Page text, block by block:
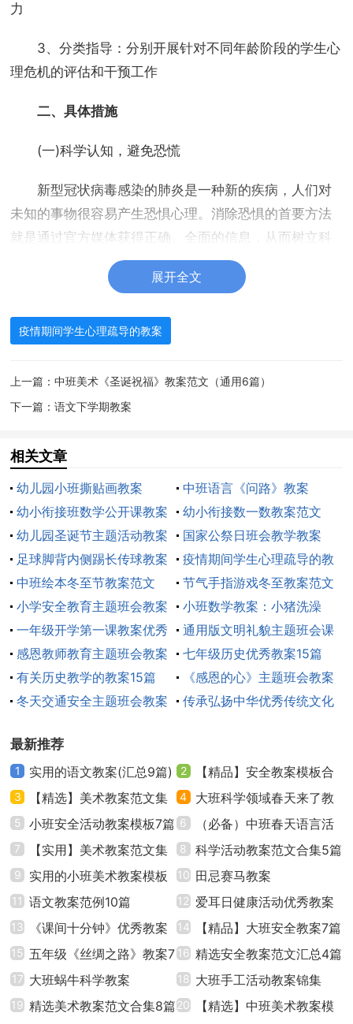
力
3、分类指导：分别开展针对不同年龄阶段的学生心
理危机的评估和干预工作
二、具体措施
(一)科学认知，避免恐慌
新型冠状病毒感染的肺炎是一种新的疾病，人们对
未知的事物很容易产生恐惧心理。消除恐惧的首要方法
就是通过官方媒体获得正确、全面的信息，从而树立科
下，可以通过网络绘本认识现在正在发生的事情，并且
简要告诉他们病毒发生的原因以及防控措施。
2、中学生的信息素养较小学生有了更大的提升，且
具备了一定的生物、化学知识，可在家长及教师的指导
委组织编写的《新型冠状病毒感染的肺炎公众防护指
南》增加对疾病的了解并帮助家人做好防护措施。
(二)接纳情绪，保持乐观
疫情当前，面对不断增长的确诊病例人数，人们会
出现害怕、恐惧、紧张等情绪。出现这些情绪都是正常
的应激反应，关键是要接纳情绪，保持乐观。
1、避免消极情绪家庭“传染”。学校延期开学，学生
大多与父母一起待在家中，对于低龄学生来说，可能还
不太清楚具体发生了什么，他们的情绪更多受到父母及
平和乐观的心态，面对孩子提出的关于疫情的问题，不
回避不夸大，父母稳定的情绪状态以及对待疫情的乐观
心态会给孩子带来安全感以及力量。对于中学生而言，
他们的认知储备可能已经能够与家长一起学习探讨相关
识，共同做好家庭对疫情的防护防控。
2、正确对待“非常时期正常的情绪反应”。家长及教
师要帮助学生认识到出现害怕、恐慌等情绪是非常时期
人的正常情绪反应，可采取一定程度的自我暴露的方
法，告知学生成年人也会有这样的情绪，或者在班级群
里通过合适的方式让学生们命名且表达自己的情绪，运
用“普遍化”的技术让学生从同学身上找到共鸣，当他们意
展开全文
疫情期间学生心理疏导的教案
上一篇：中班美术《圣诞祝福》教案范文（通用6篇）
下一篇：语文下学期教案
相关文章
幼儿园小班撕贴画教案
中班语言《问路》教案
幼小衔接班数学公开课教案
范文（通用12篇）
幼小衔接数一数教案范文
（精选5篇）
幼儿园圣诞节主题活动教案
国家公祭日班会教学教案
足球脚背内侧踢长传球教案
（通用8篇）
疫情期间学生心理疏导的教
案范文（通用12篇）
中班绘本冬至节教案范文
（精选11篇）
节气手指游戏冬至教案范文
（精选16篇）
小学安全教育主题班会教案
(集锦15篇)
小班数学教案：小猪洗澡
一年级开学第一课教案优秀
通用版文明礼貌主题班会课
教案
感恩教师教育主题班会教案
范文（精选25篇）
七年级历史优秀教案15篇
有关历史教学的教案15篇
《感恩的心》主题班会教案
(通用20篇)
冬天交通安全主题班会教案
传承弘扬中华优秀传统文化
最新推荐
1 实用的语文教案(汇总9篇) 2
【精品】安全教案模板合
集7篇
3
【精选】美术教案范文集
合7篇
4
大班科学领域春天来了教
案（通用6篇）
5 小班安全活动教案模板7篇 6
（必备）中班春天语言活
动教案15篇
7
【实用】美术教案范文集
锦7篇
8 科学活动教案范文合集5篇
9
实用的小班美术教案模板
合集九篇
10 田忌赛马教案
11 语文教案范例10篇 12 爱耳日健康活动优秀教案
（精选6篇）
13 《课间十分钟》优秀教案 14 【精品】大班安全教案7篇
15 五年级《丝绸之路》教案7
篇
16 精选安全教案范文汇总4篇
17 大班蜗牛科学教案 18 大班手工活动教案锦集
【15篇】
19 精选美术教案范文合集8篇20
【精选】中班美术教案模